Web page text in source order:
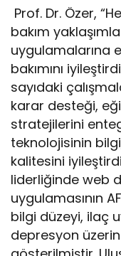
Prof. Dr. Özer,
bakım
uygulamalarına
bakımını
sayıdaki
karar desteği,
stratejilerini
teknolojisinin
kalitesini
liderliğinde web
uygulamasının
bilgi düzeyi, ilaç
depresyon